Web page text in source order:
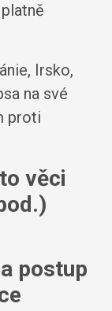
Irsko,
na své
proti
věci
postup